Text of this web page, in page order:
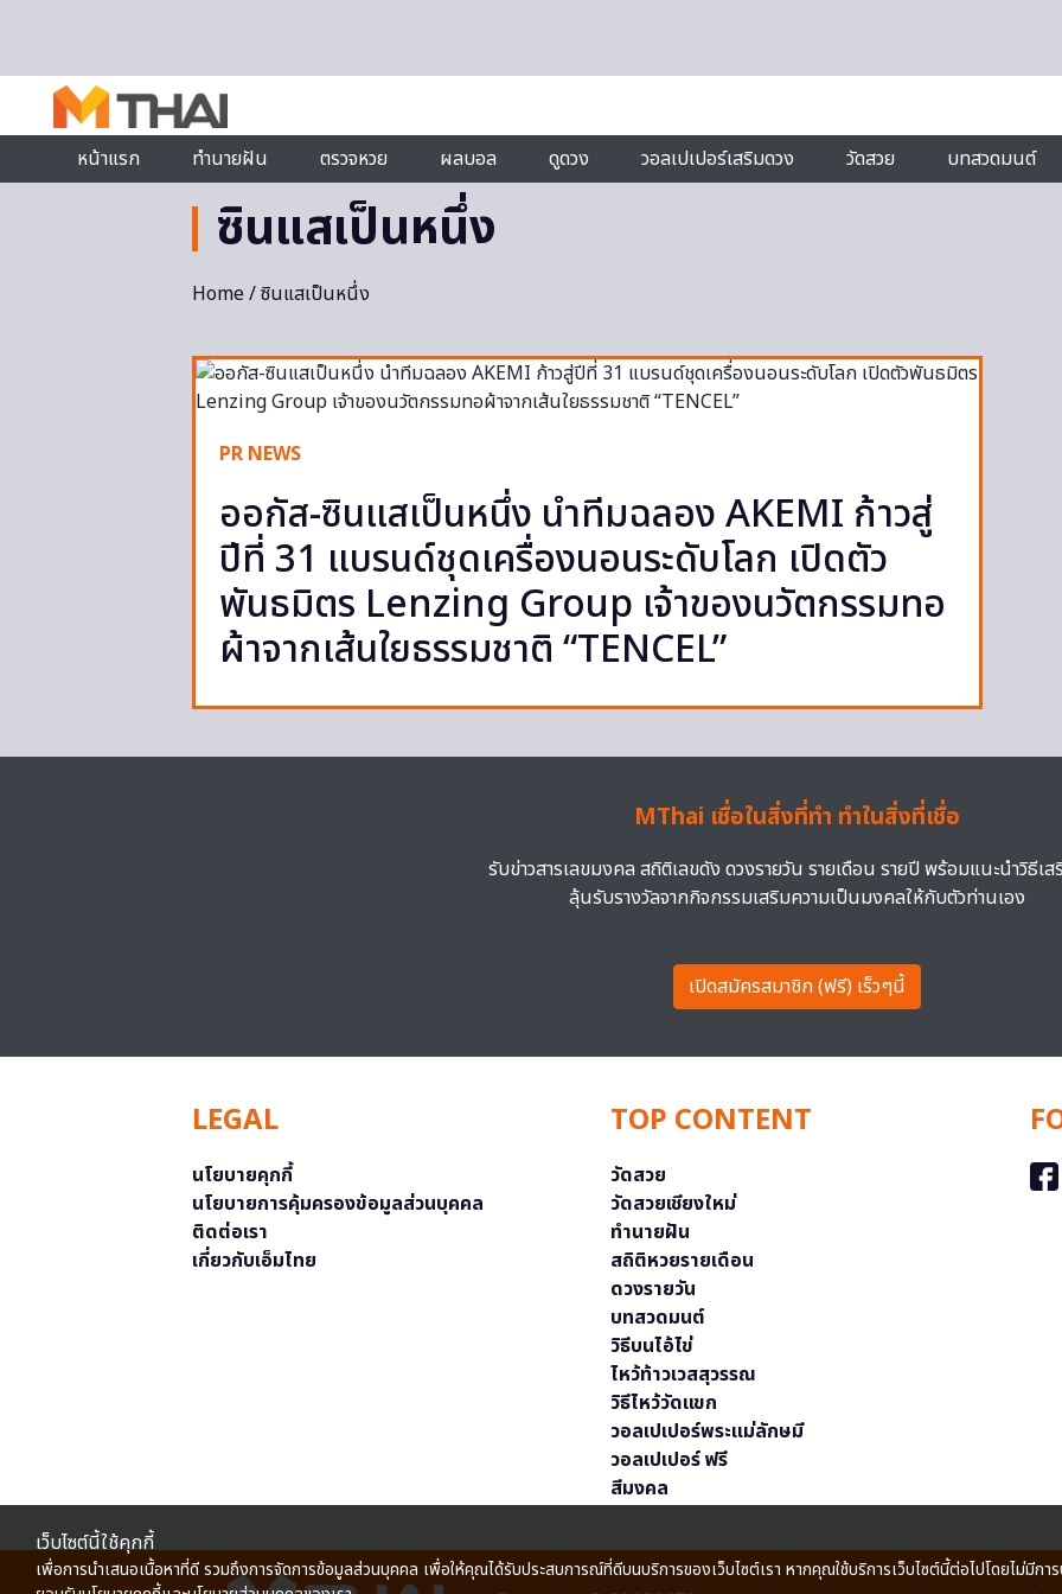
หน้าแรก
ทำนายฝัน ตรวจหวย ผลบอล ดูดวง วอลเปเปอร์เสริมดวง วัดสวย บทสวดมนต์
ซินแสเป็นหนึ่ง
Home/ ซินแสเป็นหนึ่ง
PR NEWS
ออกัส-ซินแสเป็นหนึ่ง นำทีมฉลอง AKEMI ก้าวสู่
ปีที่ 31 แบรนด์ชุดเครื่องนอนระดับโลก เปิดตัว
พันธมิตร Lenzing Group เจ้าของนวัตกรรมทอ
ผ้าจากเส้นใยธรรมชาติ “TENCEL”
MThai เชื่อในสิ่งที่ทำ ทำในสิ่งที่เชื่อ
รับข่าวสารเลขมงคล สถิติเลขดัง ดวงรายวัน รายเดือน รายปี พร้อมแนะนำวิธีเส
ลุ้นรับรางวัลจากกิจกรรมเสริมความเป็นมงคลให้กับตัวท่านเอง
เปิดสมัครสมาชิก (ฟรี) เร็วๆนี้
LEGAL
นโยบายคุกกี้
นโยบายการคุ้มครองข้อมูลส่วนบุคคล
ติดต่อเรา
เกี่ยวกับเอ็มไทย
TOP CONTENT
วัดสวย
วัดสวยเชียงใหม่
ทำนายฝัน
สถิติหวยรายเดือน
ดวงรายวัน
บทสวดมนต์
วิธีบนไอ้ไข่
ไหว้ท้าวเวสสุวรรณ
วิธีไหว้วัดแขก
วอลเปเปอร์พระแม่ลักษมี
วอลเปเปอร์ ฟรี
สีมงคล
เว็บไซต์นี้ใช้คุกกี้
เพื่อการนำเสนอเนื้อหาที่ดี รวมถึงการจัดการข้อมูลส่วนบุคคล เพื่อให้คุณได้รับประสบการณ์ที่ดีบนบริการของเว็บไซต์เรา หากคุณใช้บริการเว็บไซต์นี้ต่อไปโดยไม่มีก